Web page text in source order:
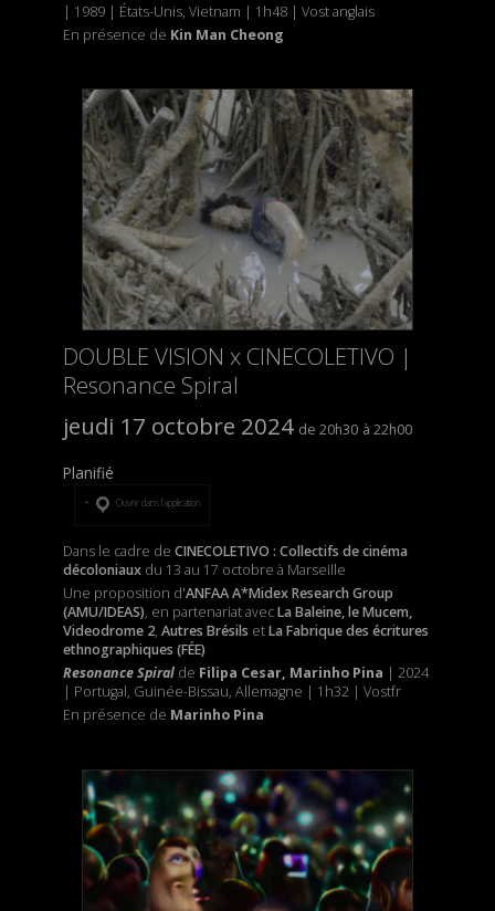
| 1989 | États-Unis, Vietnam | 1h48 | Vost anglais
En présence de Kin Man Cheong
DOUBLE VISION x CINECOLETIVO |
Resonance Spiral
jeudi 17 octobre 2024
20h30 22h00
Planifié
Ouvrir dans l’application
Dans le cadre de CINECOLETIVO : Collectifs de cinéma
décoloniauxdu 13 au 17 octobre à Marseille
Une proposition d'ANFAA A*Midex Research Group
(AMU/IDEAS), en partenariat avecLa Baleine, le Mucem,
Videodrome 2, Autres Brésils etLa Fabrique des écritures
ethnographiques (FÉE)
Resonance Spiral de Filipa Cesar, Marinho Pina | 2024
| Portugal, Guinée-Bissau, Allemagne | 1h32 | Vostfr
En présence de Marinho Pina